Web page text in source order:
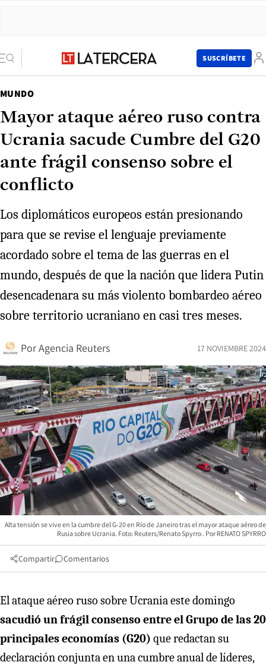
SUSCRÍBETE
MUNDO
Mayor ataque aéreo ruso contra
Ucrania sacude Cumbre del G20
ante frágil consenso sobre el
conflicto
Los diplomáticos europeos están presionando
para que se revise el lenguaje previamente
acordado sobre el tema de las guerras en el
mundo, después de que la nación que lidera Putin
desencadenara su más violento bombardeo aéreo
sobre territorio ucraniano en casi tres meses.
PorAgencia Reuters 17 NOVIEMBRE 2024
Alta tensión se vive en la cumbre del G-20 en Río de Janeiro tras el mayor ataque aéreo de
Rusia sobre Ucrania. Foto: Reuters/Renato Spyrro
RENATO SPYRRO
Compartir Comentarios
El ataque aéreo ruso sobre Ucrania este domingo
sacudió un frágil consenso entre el Grupo de las 20
principales economías (G20) que redactan su
declaración conjunta en una cumbre anual de líderes,